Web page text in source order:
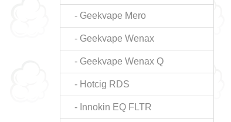
- Geekvape Mero
- Geekvape Wenax
- Geekvape Wenax Q
- Hotcig RDS
- Innokin EQ FLTR